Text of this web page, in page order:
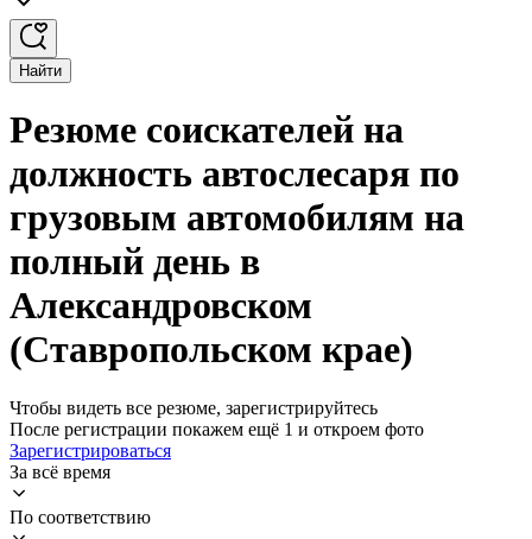
Найти
Резюме соискателей на
должность автослесаря по
грузовым автомобилям на
полный день в
Александровском
(Ставропольском крае)
Чтобы видеть все резюме, зарегистрируйтесь
После регистрации покажем ещё 1 и откроем фото
Зарегистрироваться
За всё время
По соответствию